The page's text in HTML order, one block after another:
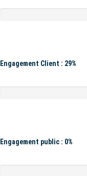
Engagement Client : 29%
Engagement public : 0%